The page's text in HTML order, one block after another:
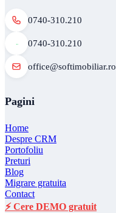
0740-310.210
0740-310.210
office@softimobiliar.ro
Pagini
Home
Despre CRM
Portofoliu
Preturi
Blog
Migrare gratuita
Contact
⚡ Cere DEMO gratuit